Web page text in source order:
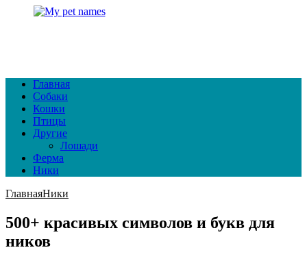
Главная
Собаки
Кошки
Птицы
Другие
Лошади
Ферма
Ники
ГлавнаяНики
500+ красивых символов и букв для
ников